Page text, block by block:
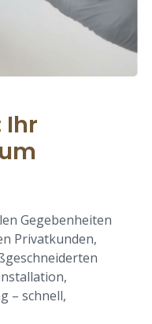
Ihr
Gegebenheiten
Privatkunden,
– schnell,